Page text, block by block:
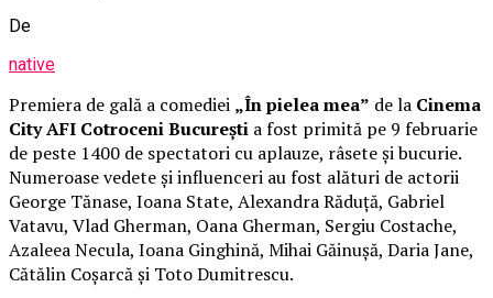
De
native
Premiera de gală a comediei „În pielea mea” de la Cinema
City AFI Cotroceni București a fost primită pe 9 februarie
de peste 1400 de spectatori cu aplauze, râsete și bucurie.
Numeroase vedete și influenceri au fost alături de actorii
George Tănase, Ioana State, Alexandra Răduță, Gabriel
Vatavu, Vlad Gherman, Oana Gherman, Sergiu Costache,
Azaleea Necula, Ioana Ginghină, Mihai Găinușă, Daria Jane,
Cătălin Coșarcă și Toto Dumitrescu.